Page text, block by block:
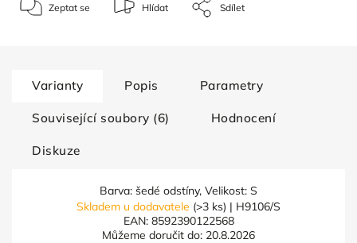
Zeptat se Hlídat Sdílet
Varianty Popis Parametry
Související soubory (6) Hodnocení
Diskuze
Barva: šedé odstíny, Velikost: S
Skladem u dodavatele (>3 ks) | H9106/S
EAN: 8592390122568
Můžeme doručit do: 20.8.2026